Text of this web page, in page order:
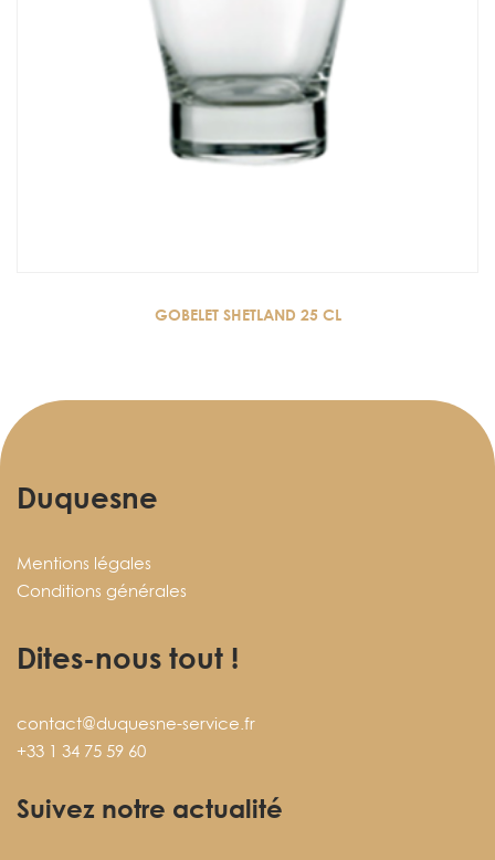
GOBELET SHETLAND 25 CL
Duquesne
Mentions légales
Conditions générales
Dites-nous tout !
contact@duquesne-service.fr
+33 1 34 75 59 60
Suivez notre actualité